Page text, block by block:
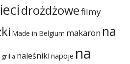
drożdżowefilmy
Made in Belgium makaron na
grilla naleśniki napoje na